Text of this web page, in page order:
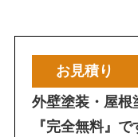
お見積り
外壁塗装・屋根
『完全無料』で